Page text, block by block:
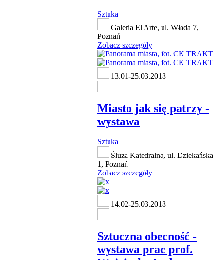
Sztuka
Galeria El Arte, ul. Włada 7,
Poznań
Zobacz szczegóły
13.01-25.03.2018
Miasto jak się patrzy -
wystawa
Sztuka
Śluza Katedralna, ul. Dziekańska
1, Poznań
Zobacz szczegóły
14.02-25.03.2018
Sztuczna obecność -
wystawa prac prof.